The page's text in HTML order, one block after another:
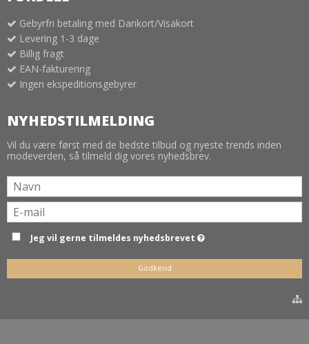
Gebyrfri betaling med Dankort/Visakort
Levering 1-3 dage
Billig fragt
EAN-fakturering
Ingen ekspeditionsgebyrer
NYHEDSTILMELDING
Vil du være først med de bedste tilbud og nyeste trends inden
modeverden, så tilmeld dig vores nyhedsbrev.
Jeg vil gerne tilmeldes nyhedsbrevet
Godkend